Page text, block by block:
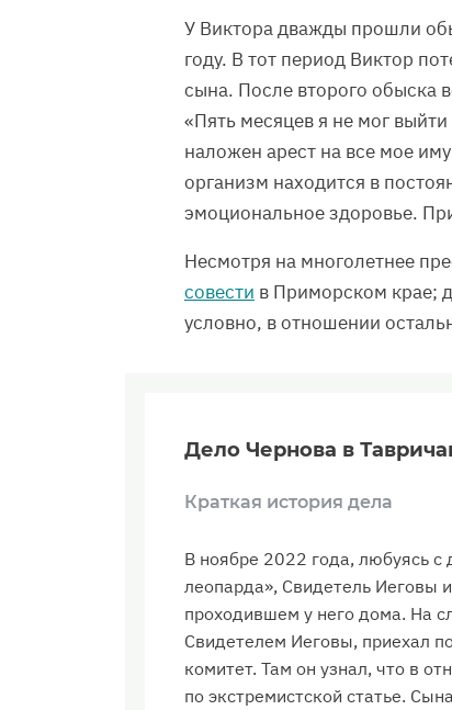
У Виктора дважды прошли
году. В тот период Виктор
сына. После второго обыска
«Пять месяцев я не мог
наложен арест на все мое
организм находится в
эмоциональное здоровье.
Несмотря на многолетнее
совести в Приморском крае;
условно, в отношении
Дело Чернова в
Краткая история дела
В ноябре 2022 года, любуясь с
леопарда», Свидетель Иеговы
проходившем у него дома. На
Свидетелем Иеговы, приехал
комитет. Там он узнал, что в
по экстремистской статье.